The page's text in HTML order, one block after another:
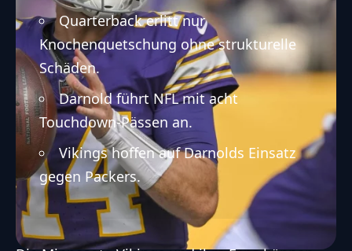
Quarterback erlitt nur
Knochenquetschung ohne strukturelle
Schäden.
Darnold führt NFL mit acht
Touchdown-Pässen an.
Vikings hoffen auf Darnolds Einsatz
gegen Packers.